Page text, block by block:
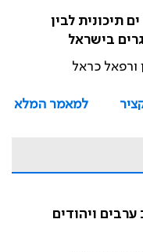
תיכונית לבין
בישראל
ורפאל כראל
למאמר המלא
ויהודים